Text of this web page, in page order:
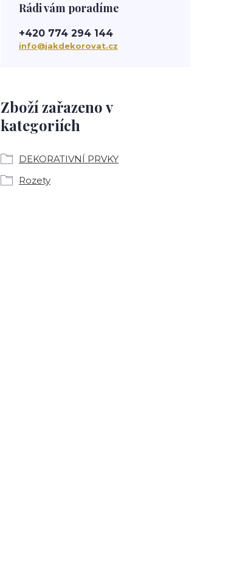
Zboží zařazeno v
kategoriích
DEKORATIVNÍ PRVKY
Rozety
Rádi vám poradíme
+420 774 294 144
info@jakdekorovat.cz